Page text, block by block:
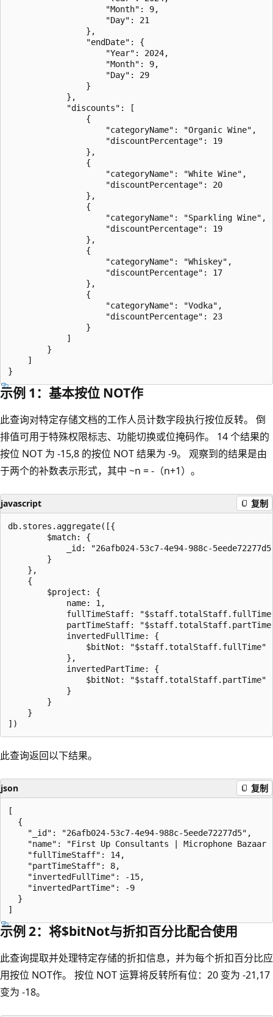
                    "Month": 9,
                    "Day": 21
                },
                "endDate": {
                    "Year": 2024,
                    "Month": 9,
                    "Day": 29
                }
            },
            "discounts": [
                {
                    "categoryName": "Organic Wine",
                    "discountPercentage": 19
                },
                {
                    "categoryName": "White Wine",
                    "discountPercentage": 20
                },
                {
                    "categoryName": "Sparkling Wine",
                    "discountPercentage": 19
                },
                {
                    "categoryName": "Whiskey",
                    "discountPercentage": 17
                },
                {
                    "categoryName": "Vodka",
                    "discountPercentage": 23
                }
            ]
        }
    ]
示例 1：基本按位 NOT作
此查询对特定存储文档的工作人员计数字段执行按位反转。 倒
排值可用于特殊权限标志、功能切换或位掩码作。 14 个结果的
按位 NOT 为 -15,8 的按位 NOT 结果为 -9。 观察到的结果是由
于两个的补数表示形式，其中 ~n = -（n+1）。
javascript 复制
db.stores.aggregate([{
        $match: {
_id: "26afb024-53c7-4e94-988c-
        }
    },
    {
        $project: {
            name: 1,
fullTimeStaff:
partTimeStaff:
            invertedFullTime: {
                $bitNot: "$staff.totalStaff.fullTime"
            },
            invertedPartTime: {
                $bitNot: "$staff.totalStaff.partTime"
            }
        }
    }
此查询返回以下结果。
json 复制
[
  {
    "_id": "26afb024-53c7-4e94-988c-5eede72277d5",
"name": "First Up Consultants | Microphone Bazaar
    "fullTimeStaff": 14,
    "partTimeStaff": 8,
    "invertedFullTime": -15,
    "invertedPartTime": -9
  }
示例 2：将$bitNot与折扣百分比配合使用
此查询提取并处理特定存储的折扣信息，并为每个折扣百分比应
用按位 NOT作。 按位 NOT 运算将反转所有位：20 变为 -21,17
变为 -18。